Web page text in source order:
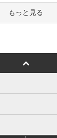
もっと見る